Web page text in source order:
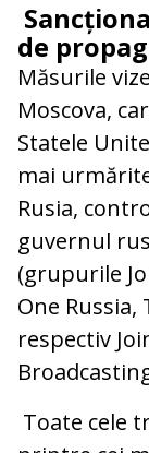
de
Măsurile
Moscova,
Statele
mai
Rusia,
guvernul
(grupurile
One Russia,
respectiv
Toate cele